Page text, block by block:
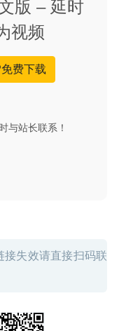
版 – 延时
视频
费下载
与站长联系！
接失效请直接扫码联
大的知识大纲管理
解版–视频抖动稳定
防火墙软件
的写作编辑协同工